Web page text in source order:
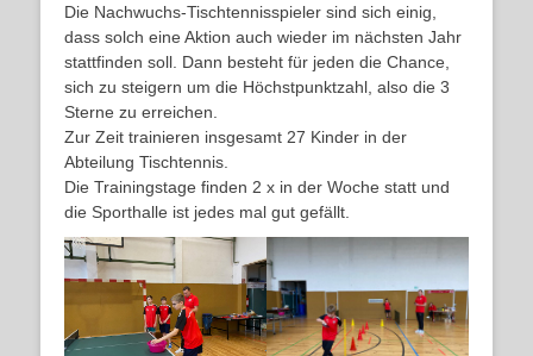
Die Nachwuchs-Tischtennisspieler sind sich einig,
dass solch eine Aktion auch wieder im nächsten Jahr
stattfinden soll. Dann besteht für jeden die Chance,
sich zu steigern um die Höchstpunktzahl, also die 3
Sterne zu erreichen.
Zur Zeit trainieren insgesamt 27 Kinder in der
Abteilung Tischtennis.
Die Trainingstage finden 2 x in der Woche statt und
die Sporthalle ist jedes mal gut gefällt.